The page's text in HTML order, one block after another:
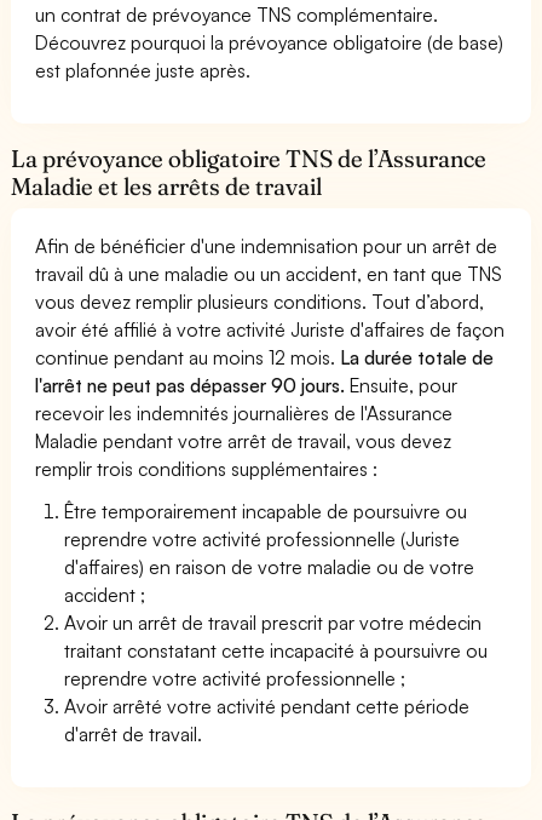
un contrat de prévoyance TNS complémentaire.
Découvrez pourquoi la prévoyance obligatoire (de base)
est plafonnée juste après.
La prévoyance obligatoire TNS de l’Assurance
Maladie et les arrêts de travail
Afin de bénéficier d'une indemnisation pour un arrêt de
travail dû à une maladie ou un accident, en tant que TNS
vous devez remplir plusieurs conditions. Tout d’abord,
avoir été affilié à votre activité Juriste d'affaires de façon
continue pendant au moins 12 mois. La durée totale de
l'arrêt ne peut pas dépasser 90 jours. Ensuite, pour
recevoir les indemnités journalières de l'Assurance
Maladie pendant votre arrêt de travail, vous devez
remplir trois conditions supplémentaires :
Être temporairement incapable de poursuivre ou
reprendre votre activité professionnelle (Juriste
d'affaires) en raison de votre maladie ou de votre
accident ;
Avoir un arrêt de travail prescrit par votre médecin
traitant constatant cette incapacité à poursuivre ou
reprendre votre activité professionnelle ;
Avoir arrêté votre activité pendant cette période
d'arrêt de travail.